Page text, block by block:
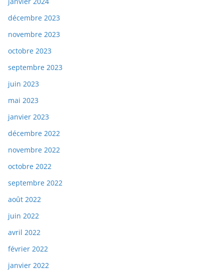
décembre 2023
novembre 2023
octobre 2023
septembre 2023
juin 2023
mai 2023
janvier 2023
décembre 2022
novembre 2022
octobre 2022
septembre 2022
août 2022
juin 2022
avril 2022
février 2022
janvier 2022